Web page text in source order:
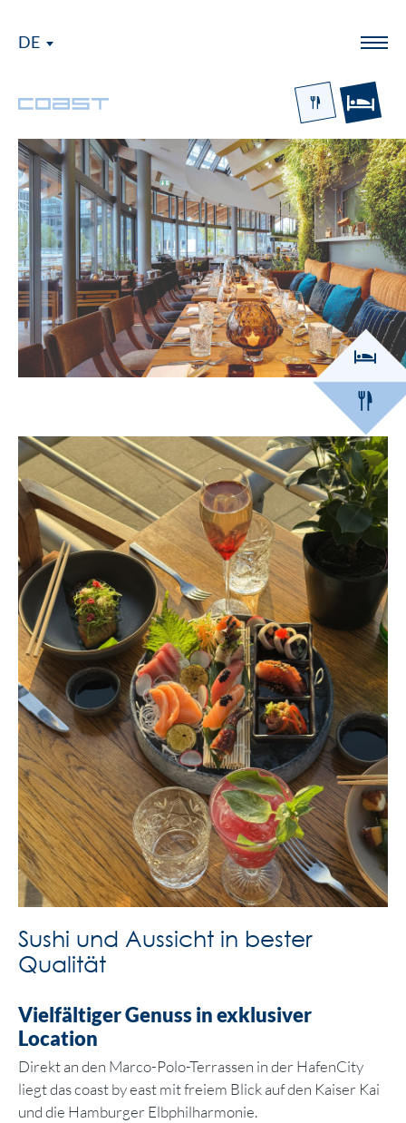
DE Menü
Logo Coast
Sushi und Aussicht in bester
Qualität
Vielfältiger Genuss in exklusiver
Location
Direkt an den Marco-Polo-Terrassen in der HafenCity
liegt das coast by east mit freiem Blick auf den Kaiser Kai
und die Hamburger Elbphilharmonie.